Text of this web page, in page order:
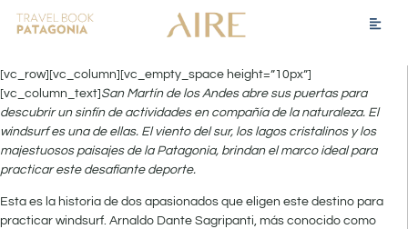
[vc_row][vc_column][vc_empty_space height=”10px”]
[vc_column_text] San Martín de los Andes abre sus puertas para
descubrir un sinfín de actividades en compañía de la naturaleza. El
windsurf es una de ellas. El viento del sur, los lagos cristalinos y los
majestuosos paisajes de la Patagonia, brindan el marco ideal para
practicar este desafiante deporte.
Esta es la historia de dos apasionados que eligen este destino para
practicar windsurf. Arnaldo Dante Sagripanti, más conocido como